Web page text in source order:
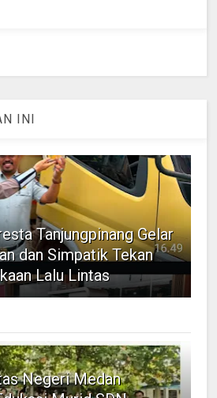
INI
Tanjungpinang Gelar
dan Simpatik Tekan
Lalu Lintas
Negeri Medan